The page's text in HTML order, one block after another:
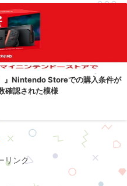
』Nintendo Storeでの購入条件が
確認された模様
リンク